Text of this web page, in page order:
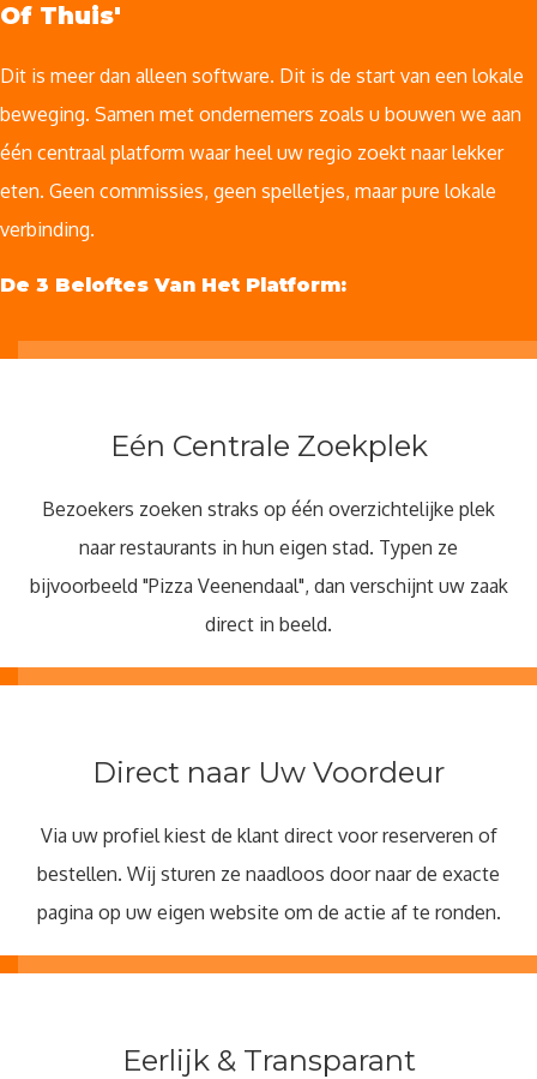
Of Thuis'
Dit is meer dan alleen software. Dit is de start van een lokale
beweging. Samen met ondernemers zoals u bouwen we aan
één centraal platform waar heel uw regio zoekt naar lekker
eten. Geen commissies, geen spelletjes, maar pure lokale
verbinding.
De 3 Beloftes Van Het Platform:
Eén Centrale Zoekplek
Bezoekers zoeken straks op één overzichtelijke plek
naar restaurants in hun eigen stad. Typen ze
bijvoorbeeld "Pizza Veenendaal", dan verschijnt uw zaak
direct in beeld.
Direct naar Uw Voordeur
Via uw profiel kiest de klant direct voor reserveren of
bestellen. Wij sturen ze naadloos door naar de exacte
pagina op uw eigen website om de actie af te ronden.
Eerlijk & Transparant